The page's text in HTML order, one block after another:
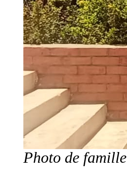
Photo de famille